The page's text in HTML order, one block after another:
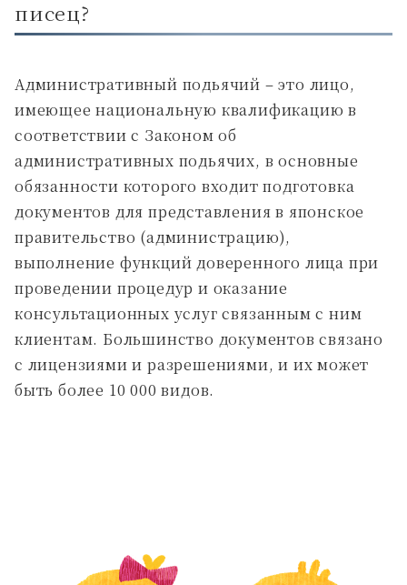
писец?
Административный подьячий – это лицо,
имеющее национальную квалификацию в
соответствии с Законом об
административных подьячих, в основные
обязанности которого входит подготовка
документов для представления в японское
правительство (администрацию),
выполнение функций доверенного лица при
проведении процедур и оказание
консультационных услуг связанным с ним
клиентам. Большинство документов связано
с лицензиями и разрешениями, и их может
быть более 10 000 видов.